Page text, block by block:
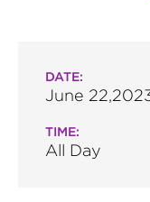
DATE:
June
TIME:
All Day